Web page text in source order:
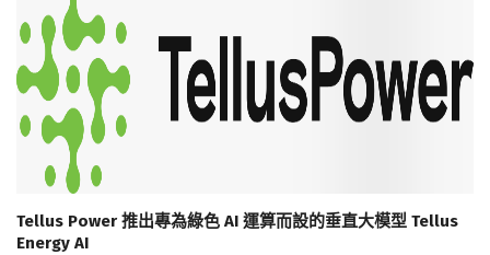
Tellus Power 推出專為綠色 AI 運算而設的垂直大模型 Tellus
Energy AI